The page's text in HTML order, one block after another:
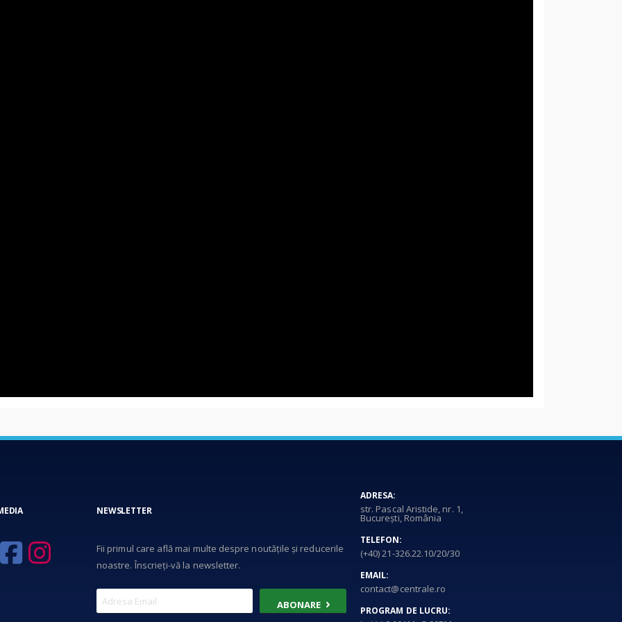
NEWSLETTER
Fii primul care află mai multe despre noutățile și reducerile
noastre. Înscrieți-vă la newsletter.
ABONARE
ADRESA:
str. Pascal Aristide, nr. 1,
București, România
TELEFON:
(+40) 21-326.22.10/20/30
EMAIL:
contact@centrale.ro
PROGRAM DE LUCRU: